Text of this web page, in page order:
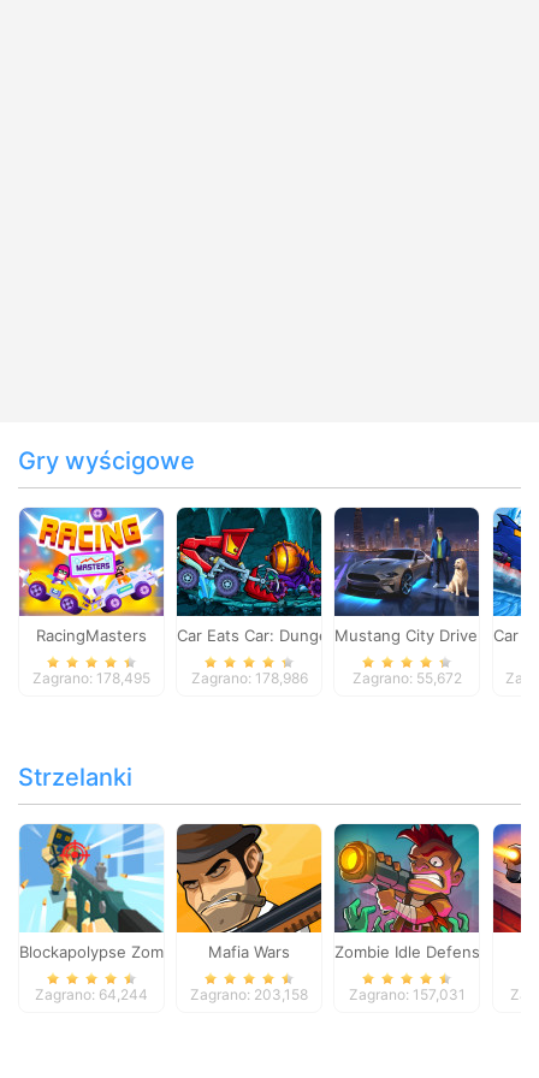
Gry wyścigowe
RacingMasters
Zagrano: 178,495
Car Eats Car: Dungeon Adventure
Zagrano: 178,986
Mustang City Driver
Zagrano: 55,672
Car
Strzelanki
Blockapolypse Zombie Shooter
Zagrano: 64,244
Mafia Wars
Zagrano: 203,158
Zombie Idle Defense
Zagrano: 157,031